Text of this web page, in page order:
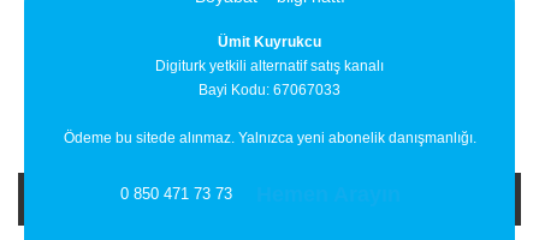
Ümit Kuyrukcu
Digiturk yetkili alternatif satış kanalı
Bayi Kodu: 67067033
Ödeme bu sitede alınmaz. Yalnızca yeni abonelik danışmanlığı.
0 850 471 73 73Bayi Adresi